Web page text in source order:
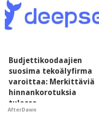
Budjettikoodaajien
suosima tekoälyfirma
varoittaa: Merkittäviä
hinnankorotuksia
tulossa
AfterDawn